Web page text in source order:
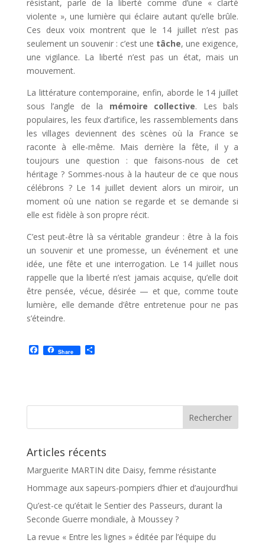
résistant, parle de la liberté comme d’une « clarté
violente », une lumière qui éclaire autant qu’elle brûle.
Ces deux voix montrent que le 14 juillet n’est pas
seulement un souvenir : c’est une tâche, une exigence,
une vigilance. La liberté n’est pas un état, mais un
mouvement.
La littérature contemporaine, enfin, aborde le 14 juillet
sous l’angle de la mémoire collective. Les bals
populaires, les feux d’artifice, les rassemblements dans
les villages deviennent des scènes où la France se
raconte à elle-même. Mais derrière la fête, il y a
toujours une question : que faisons-nous de cet
héritage ? Sommes-nous à la hauteur de ce que nous
célébrons ? Le 14 juillet devient alors un miroir, un
moment où une nation se regarde et se demande si
elle est fidèle à son propre récit.
C’est peut-être là sa véritable grandeur : être à la fois
un souvenir et une promesse, un événement et une
idée, une fête et une interrogation. Le 14 juillet nous
rappelle que la liberté n’est jamais acquise, qu’elle doit
être pensée, vécue, désirée — et que, comme toute
lumière, elle demande d’être entretenue pour ne pas
s’éteindre.
F
a
o
Share P
e
Articles récents
Marguerite MARTIN dite Daisy, femme résistante
Hommage aux sapeurs-pompiers d’hier et d’aujourd’hui
Qu’est-ce qu’était le Sentier des Passeurs, durant la
Seconde Guerre mondiale, à Moussey ?
La revue « Entre les lignes » éditée par l’équipe du